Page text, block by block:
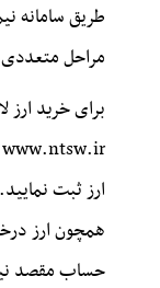
طریق سامانه
مراحل
برای خرید ارز
ارز ثبت
همچون ارز
حساب مقصد